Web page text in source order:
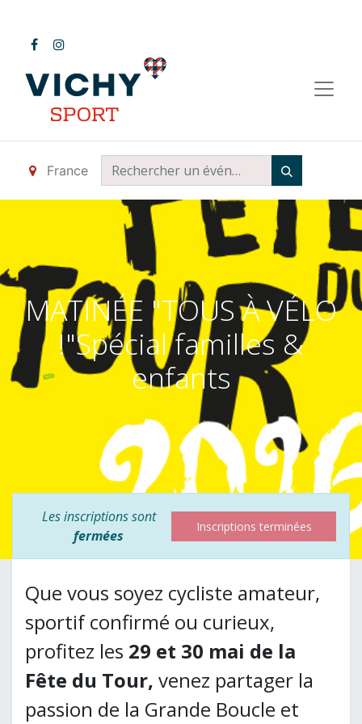
France
MATINÉE "TOUS À VÉLO
!"Spécial familles &
enfants
Les inscriptions sont
fermées
Inscriptions terminées
Que vous soyez cycliste amateur,
sportif confirmé ou curieux,
profitez les 29 et 30 mai de la
Fête du Tour, venez partager la
passion de la Grande Boucle et